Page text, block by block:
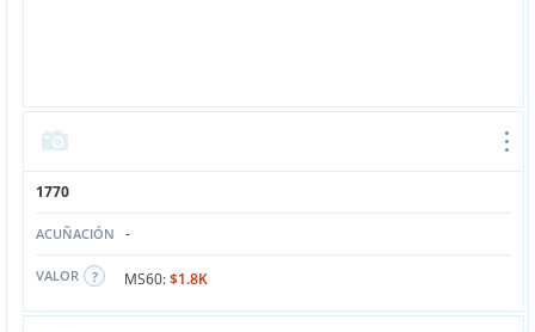
1770
ACUÑACIÓN -
VALOR MS60:$1.8K